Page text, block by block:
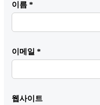
이름 *
이메일 *
웹사이트